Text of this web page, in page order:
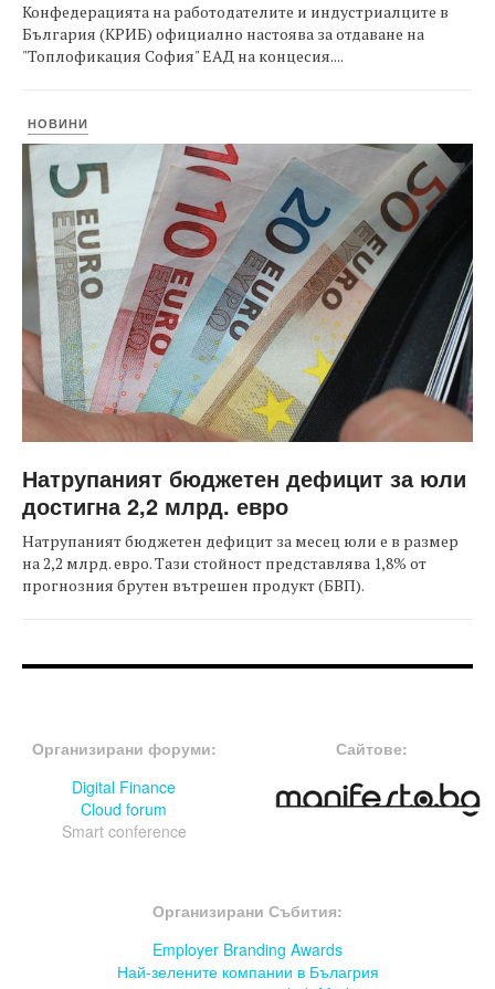
Конфедерацията на работодателите и индустриалците в
България (КРИБ) официално настоява за отдаване на
"Топлофикация София" ЕАД на концесия....
НОВИНИ
Натрупаният бюджетен дефицит за юли
достигна 2,2 млрд. евро
Натрупаният бюджетен дефицит за месец юли е в размер
на 2,2 млрд. евро. Тази стойност представлява 1,8% от
прогнозния брутен вътрешен продукт (БВП).
Организирани форуми:
Digital Finance
Cloud forum
Smart conference
Сайтове:
Организирани Събития:
Employer Branding Awards
Най-зелените компании в Бълагрия